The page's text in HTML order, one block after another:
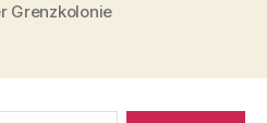
Grenzkolonie